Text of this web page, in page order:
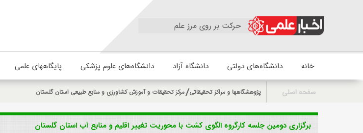
حرکت بر روی مرز علم
خانه دانشگاه‌های دولتی دانشگاه آزاد دانشگاه‌های علوم پزشکی پایگاههای علمی
صفحه اصلی پژوهشگاهها و مراکز تحقیقاتی مرکز تحقیقات و آموزش کشاورزی و منابع طبیعی استان گلستان
برگزاری دومین جلسه کارگروه الگوی کشت با محوریت تغییر اقلیم و منابع آب استان گلستان